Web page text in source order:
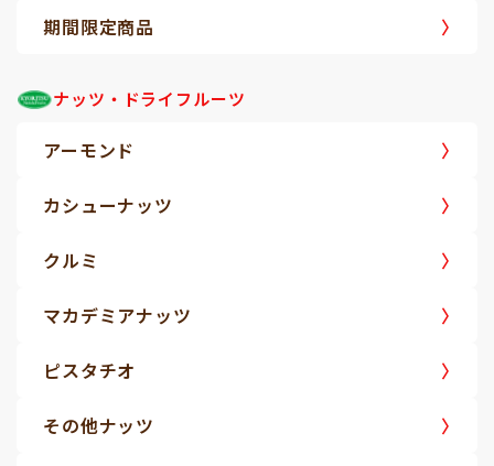
期間限定商品
ナッツ・ドライフルーツ
アーモンド
カシューナッツ
クルミ
マカデミアナッツ
ピスタチオ
その他ナッツ